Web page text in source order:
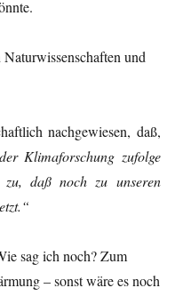
und
nachgewiesen, daß,
Klimaforschung zufolge
zu, daß noch zu unseren
sag ich noch? Zum
– sonst wäre es noch